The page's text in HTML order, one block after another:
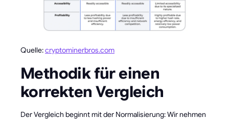
Quelle:cryptominerbros.com
Methodik für einen
korrekten Vergleich
Der Vergleich beginnt mit der Normalisierung: Wir nehmen